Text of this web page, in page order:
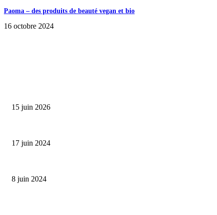
Paoma – des produits de beauté vegan et bio
16 octobre 2024
15 juin 2026
17 juin 2024
8 juin 2024